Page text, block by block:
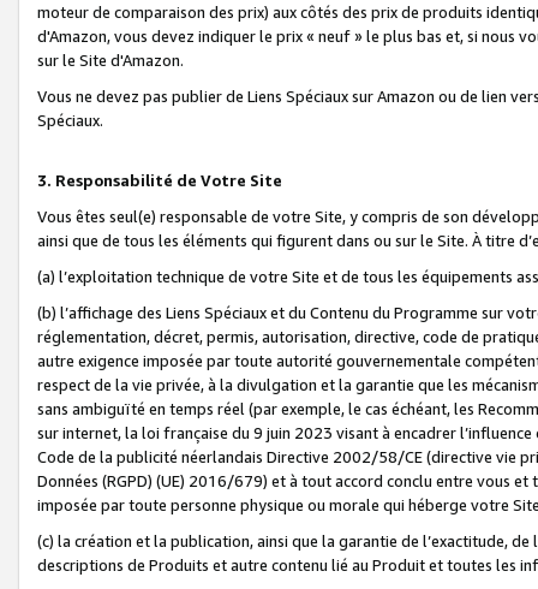
moteur de comparaison des prix) aux côtés des prix de produits
d'Amazon, vous devez indiquer le prix « neuf » le plus bas et, si nous
sur le Site d'Amazon.
Vous ne devez pas publier de Liens Spéciaux sur Amazon ou de lien
Spéciaux.
3. Responsabilité de Votre Site
Vous êtes seul(e) responsable de votre Site, y compris de son
ainsi que de tous les éléments qui figurent dans ou sur le Site. À titre
(a) l’exploitation technique de votre Site et de tous les équipements
(b) l’affichage des Liens Spéciaux et du Contenu du Programme sur
réglementation, décret, permis, autorisation, directive, code de
autre exigence imposée par toute autorité gouvernementale
respect de la vie privée, à la divulgation et la garantie que les
sans ambiguïté en temps réel (par exemple, le cas échéant, les
sur internet, la loi française du 9 juin 2023 visant à encadrer
Code de la publicité néerlandais Directive 2002/58/CE (directive vie
Données (RGPD) (UE) 2016/679) et à tout accord conclu entre vous
imposée par toute personne physique ou morale qui héberge votre
(c) la création et la publication, ainsi que la garantie de l’exactitude,
descriptions de Produits et autre contenu lié au Produit et toutes les